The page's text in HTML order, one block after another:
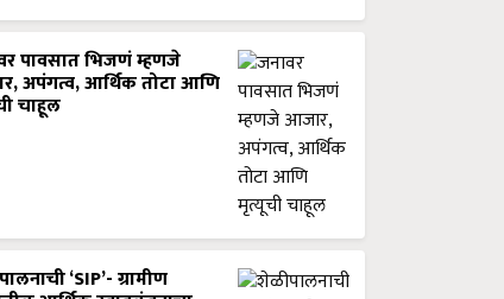
पावसात भिजणं म्हणजे
अपंगत्व, आर्थिक तोटा आणि
चाहूल
‘SIP’- ग्रामीण